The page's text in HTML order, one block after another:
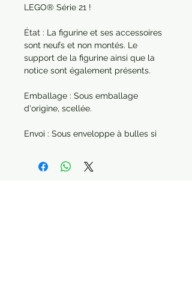
LEGO® Série 21 !
État : La figurine et ses accessoires
sont neufs et non montés. Le
support de la figurine ainsi que la
notice sont également présents.
Emballage : Sous emballage
d'origine, scellée.
Envoi : Sous enveloppe à bulles si
articles, chaque produit sera